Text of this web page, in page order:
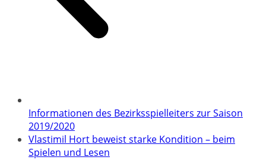
Informationen des Bezirksspielleiters zur Saison
2019/2020
Vlastimil Hort beweist starke Kondition – beim
Spielen und Lesen